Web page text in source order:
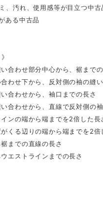
、汚れ、使用感等が目立つ中古
ある中古品
合わせ部分中心から、裾までの
わせ下から、反対側の袖の縫
合わせから、袖口までの長さ
合わせから、直線で反対側の
ンの端から端までを2倍した長
くる辺りの端から端までを2倍
までの直線の長さ
エストラインまでの長さ